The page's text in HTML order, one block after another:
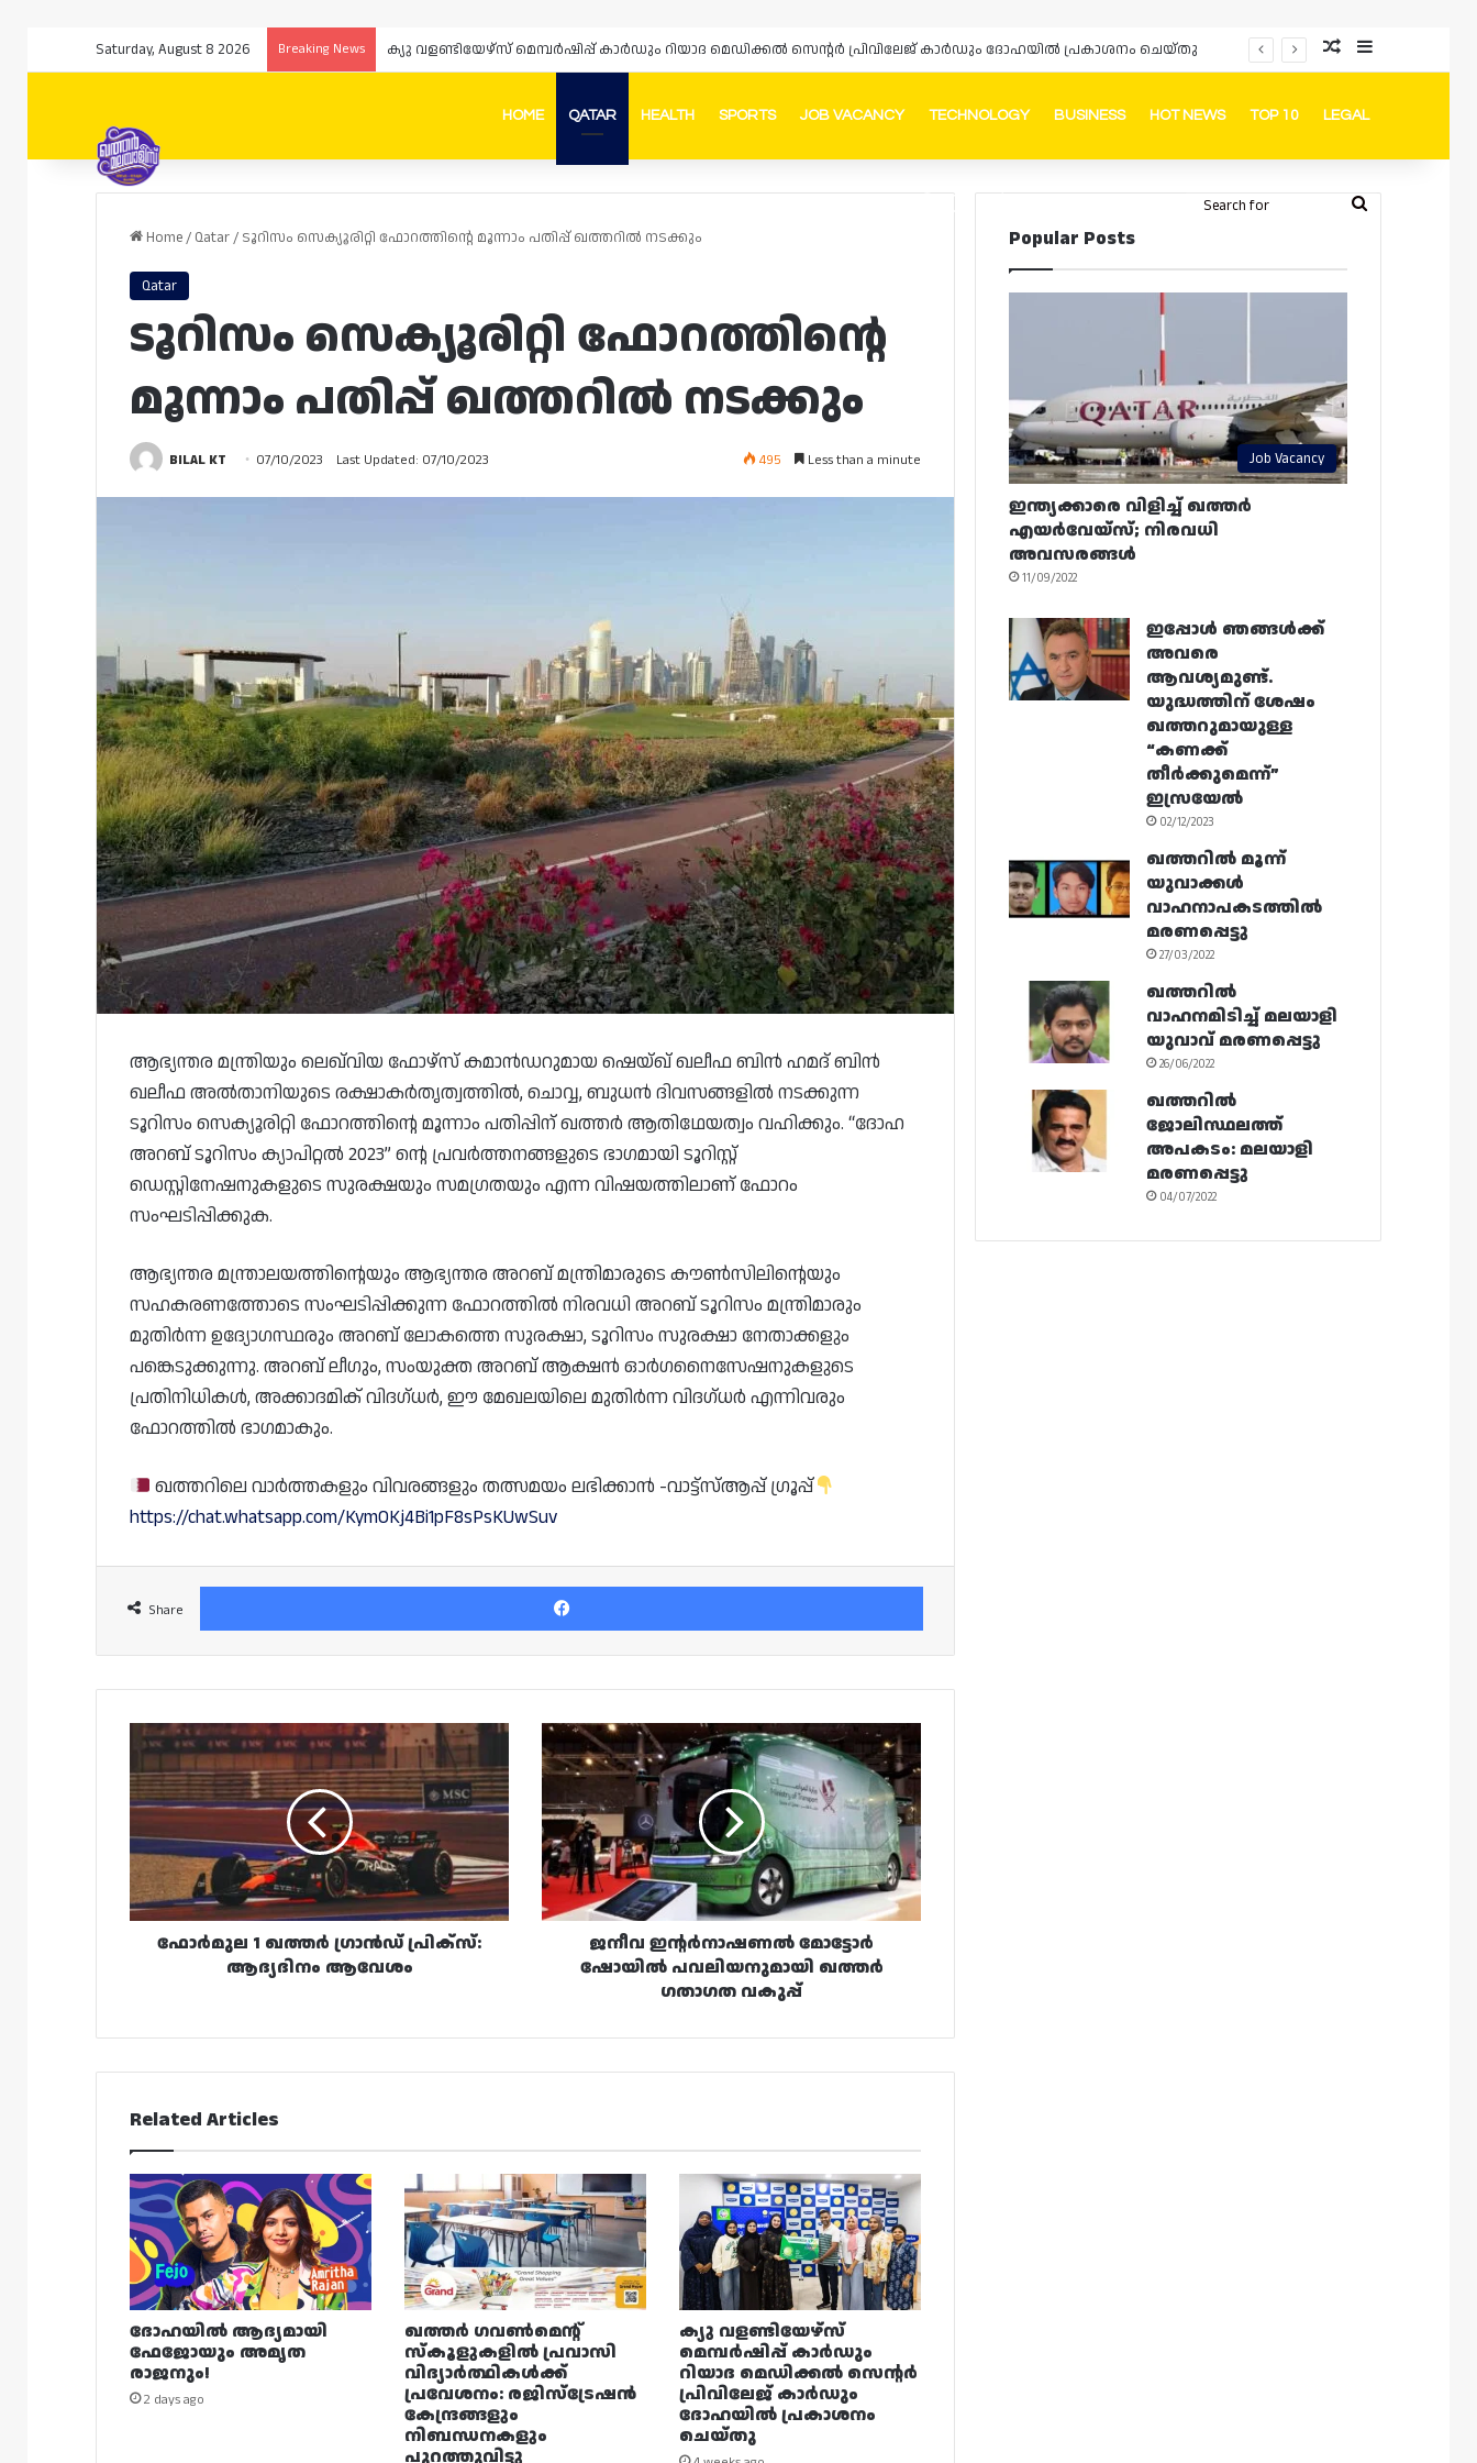
Saturday, August 8 2026 Breaking News Random Article
Sidebar
HOME QATAR HEALTH SPORTS JOB VACANCY TECHNOLOGY BUSINESS HOT NEWS TOP 10 LEGAL
FacebookInstagram
Telegram
Whatsapp Random Article
Switch skin
Search
Home/ Qatar/ ടൂറിസം സെക്യൂരിറ്റി ഫോറത്തിന്റെ മൂന്നാം പതിപ്പ് ഖത്തറിൽ നടക്കും
Qatar
ടൂറിസം സെക്യൂരിറ്റി ഫോറത്തിന്റെ
മൂന്നാം പതിപ്പ് ഖത്തറിൽ നടക്കും
BILAL KT 07/10/2023 Last Updated: 07/10/2023 495 Less than a minute
ആഭ്യന്തര മന്ത്രിയും ലെഖ്‌വിയ ഫോഴ്‌സ് കമാൻഡറുമായ ഷെയ്ഖ് ഖലീഫ ബിൻ ഹമദ് ബിൻ
ഖലീഫ അൽതാനിയുടെ രക്ഷാകർതൃത്വത്തിൽ, ചൊവ്വ, ബുധൻ ദിവസങ്ങളിൽ നടക്കുന്ന
ടൂറിസം സെക്യൂരിറ്റി ഫോറത്തിന്റെ മൂന്നാം പതിപ്പിന് ഖത്തർ ആതിഥേയത്വം വഹിക്കും. “ദോഹ
അറബ് ടൂറിസം ക്യാപിറ്റൽ 2023” ന്റെ പ്രവർത്തനങ്ങളുടെ ഭാഗമായി ടൂറിസ്റ്റ്
ഡെസ്റ്റിനേഷനുകളുടെ സുരക്ഷയും സമഗ്രതയും എന്ന വിഷയത്തിലാണ് ഫോറം
സംഘടിപ്പിക്കുക.
ആഭ്യന്തര മന്ത്രാലയത്തിന്റെയും ആഭ്യന്തര അറബ് മന്ത്രിമാരുടെ കൗൺസിലിന്റെയും
സഹകരണത്തോടെ സംഘടിപ്പിക്കുന്ന ഫോറത്തിൽ നിരവധി അറബ് ടൂറിസം മന്ത്രിമാരും
മുതിർന്ന ഉദ്യോഗസ്ഥരും അറബ് ലോകത്തെ സുരക്ഷാ, ടൂറിസം സുരക്ഷാ നേതാക്കളും
പങ്കെടുക്കുന്നു. അറബ് ലീഗും, സംയുക്ത അറബ് ആക്ഷൻ ഓർഗനൈസേഷനുകളുടെ
പ്രതിനിധികൾ, അക്കാദമിക് വിദഗ്ധർ, ഈ മേഖലയിലെ മുതിർന്ന വിദഗ്ധർ എന്നിവരും
ഫോറത്തിൽ ഭാഗമാകും.
ഖത്തറിലെ വാർത്തകളും വിവരങ്ങളും തത്സമയം ലഭിക്കാൻ -വാട്ട്സ്ആപ്പ് ഗ്രൂപ്പ്
https://chat.whatsapp.com/KymOKj4Bi1pF8sPsKUwSuv
Share
Facebook
ഫോർമുല
ഖത്തർ
ഗ്രാൻഡ്
പ്രിക്‌സ്:
ആദ്യദിനം
ആവേശം
ഫോർമുല 1 ഖത്തർ ഗ്രാൻഡ് പ്രിക്‌സ്:
ആദ്യദിനം ആവേശം
ജനീവ
ഇന്റർനാഷണൽ
മോട്ടോർ
ഷോയിൽ
പവലിയനുമായി
ഖത്തർ
ഗതാഗത
വകുപ്പ്
ജനീവ ഇന്റർനാഷണൽ മോട്ടോർ
ഷോയിൽ പവലിയനുമായി ഖത്തർ
ഗതാഗത വകുപ്പ്
Related Articles
ദോഹയിൽ ആദ്യമായി
ഫേജോയും അമൃത
രാജനും!
2 days ago
ഖത്തർ ഗവൺമെന്റ്
സ്കൂളുകളിൽ പ്രവാസി
വിദ്യാർത്ഥികൾക്ക്
പ്രവേശനം: രജിസ്ട്രേഷൻ
കേന്ദ്രങ്ങളും
നിബന്ധനകളും
പുറത്തുവിട്ടു
ക്യു വളണ്ടിയേഴ്‌സ്
മെമ്പർഷിപ്പ് കാർഡും
റിയാദ മെഡിക്കൽ സെന്റർ
പ്രിവിലേജ് കാർഡും
ദോഹയിൽ പ്രകാശനം
ചെയ്തു
Popular Posts
Job Vacancy
ഇന്ത്യക്കാരെ വിളിച്ച് ഖത്തർ
എയർവേയ്‌സ്; നിരവധി
അവസരങ്ങൾ
11/09/2022
ഇപ്പോൾ ഞങ്ങൾക്ക്
അവരെ
ആവശ്യമുണ്ട്.
യുദ്ധത്തിന് ശേഷം
ഖത്തറുമായുള്ള
“കണക്ക്
തീർക്കുമെന്ന്”
ഇസ്രയേൽ
02/12/2023
ഖത്തറിൽ മൂന്ന്
യുവാക്കൾ
വാഹനാപകടത്തിൽ
മരണപ്പെട്ടു
27/03/2022
ഖത്തറിൽ
വാഹനമിടിച്ച് മലയാളി
യുവാവ് മരണപ്പെട്ടു
26/06/2022
ഖത്തറിൽ
ജോലിസ്ഥലത്ത്
അപകടം: മലയാളി
മരണപ്പെട്ടു
04/07/2022